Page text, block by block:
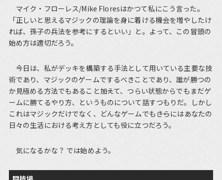
マイク・フローレス/Mike Floresはかつて私にこう言った。
「正しいと思えるマジックの理論を身に着ける機会を増やしたけ
れば、孫子の兵法を参考にするといい」と。よって、この冒頭の
始め方は適切だろう。
今日は、私がデッキを構築する手法として用いている主要な技
術であり、マジックのゲームでするべきことであり、誰が勝つの
か見極める方法でもあること――加えて、つらい状態からでもまだゲ
ームに勝てるやり方、というものについて話すつもりだ。しかし
これはマジックだけでなく、どんなゲームでも――さらにはあなたの
日々の生活における考え方としても役に立つだろう。
気になるかな？ では始めよう。